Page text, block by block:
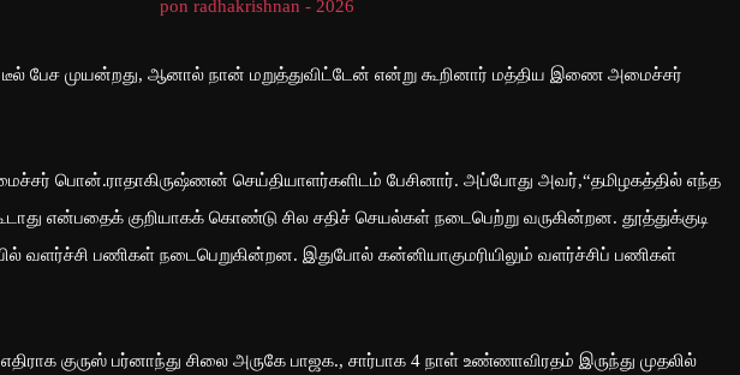
டீல் பேச முயன்றது, ஆனால் நான் மறுத்துவிட்டேன் என்று கூறினார் மத்திய இணை அமைச்சர்
பொன்.ராதாகிருஷ்ணன் செய்தியாளர்களிடம் பேசினார். அப்போது அவர்,“தமிழகத்தில் எந்த
என்பதைக் குறியாகக் கொண்டு சில சதிச் செயல்கள் நடைபெற்று வருகின்றன. தூத்துக்குடி
வளர்ச்சி பணிகள் நடைபெறுகின்றன. இதுபோல் கன்னியாகுமரியிலும் வளர்ச்சிப் பணிகள்
குருஸ் பர்னாந்து சிலை அருகே பாஜக., சார்பாக 4 நாள் உண்ணாவிரதம் இருந்து முதலில்